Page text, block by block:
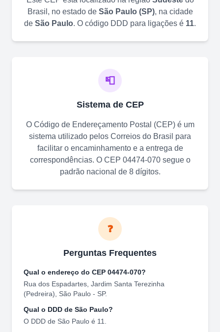
Brasil, no estado de São Paulo(SP), na cidade
de São Paulo. O código DDD para ligações é 11.
📮
Sistema de CEP
O Código de Endereçamento Postal (CEP) é um
sistema utilizado pelos Correios do Brasil para
facilitar o encaminhamento e a entrega de
correspondências. O CEP 04474-070segue o
padrão nacional de 8 dígitos.
❓
Perguntas Frequentes
Qual o endereço do CEP 04474-070?
Rua dos Espadartes Jardim Santa Terezinha
(Pedreira)
São Paulo - SP.
Qual o DDD de São Paulo?
O DDD de São Paulo é 11